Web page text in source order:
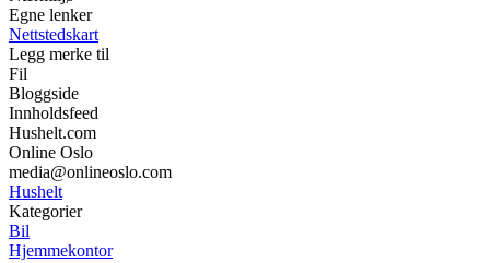
Egne lenker
Nettstedskart
Legg merke til
Fil
Bloggside
Innholdsfeed
Hushelt.com
Online Oslo
media@onlineoslo.com
Hushelt
Kategorier
Bil
Hjemmekontor